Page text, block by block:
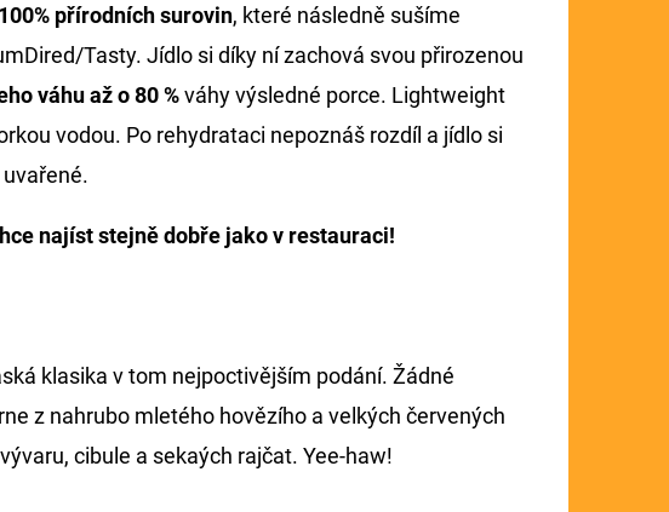
přírodních surovin, které následně sušíme
Tasty. Jídlo si díky ní zachová svou přirozenou
váhu až o 80 %váhy výsledné porce. Lightweight
vodou. Po rehydrataci nepoznáš rozdíl a jídlo si
najíst stejně dobře jako v restauraci!
klasika v tom nejpoctivějším podání. Žádné
z nahrubo mletého hovězího a velkých červených
cibule a sekaých rajčat. Yee-haw!